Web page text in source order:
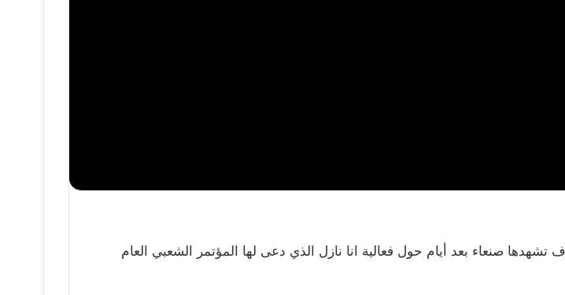
صنعاء بعد أيام حول فعالية انا نازل الذي دعى لها المؤتمر الشعبي العام